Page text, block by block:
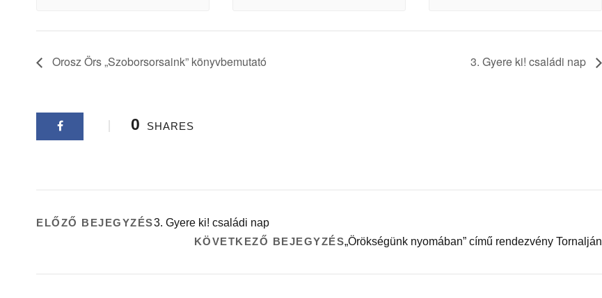
Orosz Örs „Szoborsorsaink” könyvbemutató 3. Gyere ki! családi nap
0 SHARES
ELŐZŐ BEJEGYZÉS3. Gyere ki! családi nap
KÖVETKEZŐ BEJEGYZÉS„Örökségünk nyomában” című rendezvény Tornalján